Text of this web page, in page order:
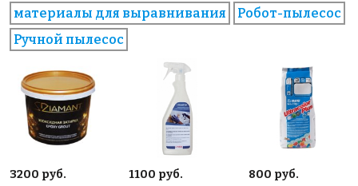
материалы для выравнивания
Робот-пылесос
Ручной пылесос
3200 руб.
1100 руб.
800 руб.